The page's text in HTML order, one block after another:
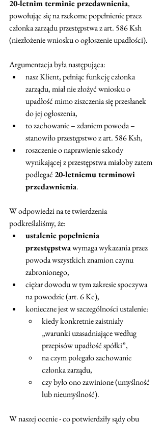
20-letnim terminie przedawnienia,
powołując się na rzekome popełnienie przez
członka zarządu przestępstwa z art. 586 Ksh
(niezłożenie wniosku o ogłoszenie upadłości).
Argumentacja była następująca:
nasz Klient, pełniąc funkcję członka
zarządu, miał nie złożyć wniosku o
upadłość mimo ziszczenia się przesłanek
do jej ogłoszenia,
to zachowanie – zdaniem powoda –
stanowiło przestępstwo z art. 586 Ksh,
roszczenie o naprawienie szkody
wynikającej z przestępstwa miałoby zatem
podlegać 20-letniemu terminowi
przedawnienia.
W odpowiedzi na te twierdzenia
podkreślaliśmy, że:
ustalenie popełnienia
przestępstwa wymaga wykazania przez
powoda wszystkich znamion czynu
zabronionego,
ciężar dowodu w tym zakresie spoczywa
na powodzie (art. 6 Kc),
konieczne jest w szczególności ustalenie:
kiedy konkretnie zaistniały
„warunki uzasadniające według
przepisów upadłość spółki”,
na czym polegało zachowanie
członka zarządu,
czy było ono zawinione (umyślność
lub nieumyślność).
W naszej ocenie - co potwierdziły sądy obu